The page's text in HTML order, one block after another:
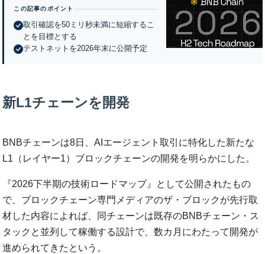
この記事のポイント
取引確認を50ミリ秒未満に短縮するこ
とを目標とする
テストネットを2026年末に公開予定
新L1チェーンを開発
BNBチェーンは8日、AIエージェント取引に特化した新たな
L1（レイヤー1）ブロックチェーンの開発を明らかにした。
『2026下半期の技術ロードマップ』として公開されたもの
で、ブロックチェーン専門メディアのザ・ブロックが先行取
材した内容によれば、同チェーンは既存のBNBチェーン・ス
タックと並列して稼働する設計で、数カ月にわたって開発が
進められてきたという。